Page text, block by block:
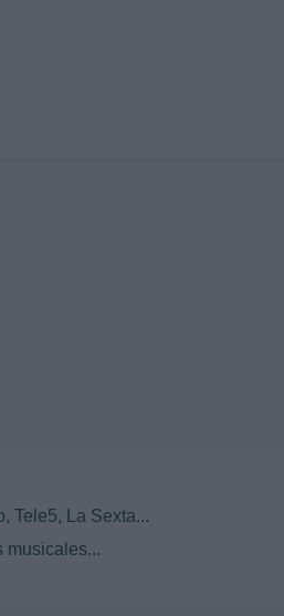
Tele5, La Sexta...
musicales...